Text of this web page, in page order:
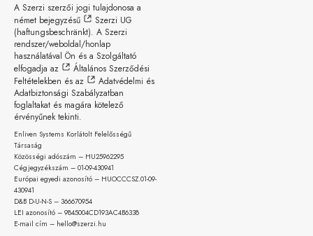
A Szerzi szerzői jogi tulajdonosa a
német bejegyzésű
Szerzi UG
(haftungsbeschränkt). A Szerzi
rendszer/weboldal/honlap
használatával Ön és a Szolgáltató
elfogadja az
Általános Szerződési
Feltételekben és az
Adatvédelmi és
Adatbiztonsági Szabályzatban
foglaltakat és magára kötelező
érvényűnek tekinti.
Enliven Systems Korlátolt Felelősségű
Társaság
Közösségi adószám – HU25962295
Cégjegyzékszám – 01-09-430941
Európai egyedi azonosító – HUOCCCSZ.01-09-
430941
D&B D-U-N-S – 366670954
LEI azonosító – 9845004CD193AC4B6338
E-mail cím – hello@szerzi.hu